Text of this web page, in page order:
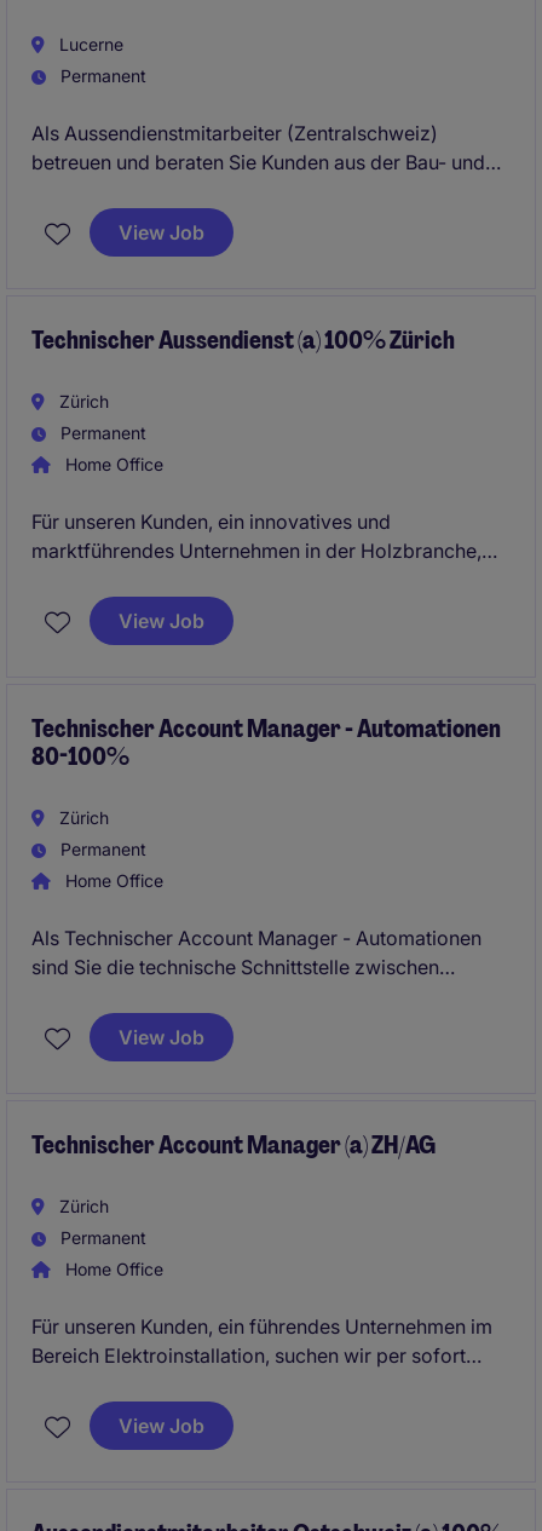
Lucerne
Permanent
Als Aussendienstmitarbeiter (Zentralschweiz)
betreuen und beraten Sie Kunden aus der Bau- und
anspruchsvolle Produkte und Systeme und pflegen
bestehende Kundenbeziehungen.
View Job
Technischer Aussendienst (a) 100% Zürich
Zürich
Permanent
Home Office
Für unseren Kunden, ein innovatives und
marktführendes Unternehmen in der Holzbranche,
engagierte Persönlichkeit als Technischer
Fachberaterin im Aussendienst (100%). Mit
Gebiet. Dich erwarten moderne Bedingungen und
eine familiäre Unternehmenskultur.
View Job
Technischer Account Manager - Automationen
80-100%
Zürich
Permanent
Home Office
Als Technischer Account Manager - Automationen
sind Sie die technische Schnittstelle zwischen
passgenaue Automatisierungslösungen für
anspruchsvolle Anwendungen.
View Job
Technischer Account Manager (a) ZH/AG
Zürich
Permanent
Home Office
Für unseren Kunden, ein führendes Unternehmen im
Bereich Elektroinstallation, suchen wir per sofort
Manager (a) für die Region Zürich und Aargau.
Gesucht wird eine verkaufsstarke Persönlichkeit mit
View Job